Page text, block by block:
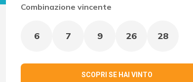
Combinazione vincente
6 7 9 26 28
SCOPRI SE HAI VINTO